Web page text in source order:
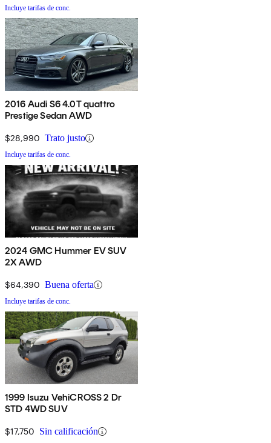
Incluye tarifas de conc.
2016 Audi S6 4.0T quattro
Prestige Sedan AWD
$28,990 Trato justo
Incluye tarifas de conc.
2024 GMC Hummer EV SUV
2X AWD
$64,390 Buena oferta
Incluye tarifas de conc.
1999 Isuzu VehiCROSS 2 Dr
STD 4WD SUV
$17,750 Sin calificación